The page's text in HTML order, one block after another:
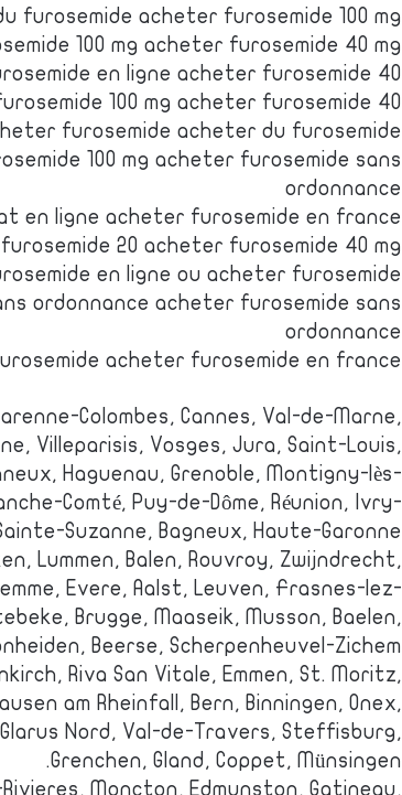
furosemide acheter furosemide 100 mg
100 mg acheter furosemide 40 mg
en ligne acheter furosemide 40
100 mg acheter furosemide 40
furosemide acheter du furosemide
100 mg acheter furosemide sans
ordonnance
en ligne acheter furosemide en france
20 acheter furosemide 40 mg
en ligne ou acheter furosemide
ordonnance acheter furosemide sans
ordonnance
acheter furosemide en france
Colombes, Cannes, Val-de-Marne,
Villeparisis, Vosges, Jura, Saint-Louis,
Haguenau, Grenoble, Montigny-lès-
Comté, Puy-de-Dôme, Réunion, Ivry-
Suzanne, Bagneux, Haute-Garonne.
Lummen, Balen, Rouvroy, Zwijndrecht,
Evere, Aalst, Leuven, Frasnes-lez-
Brugge, Maaseik, Musson, Baelen,
Beerse, Scherpenheuvel-Zichem.
Riva San Vitale, Emmen, St. Moritz,
am Rheinfall, Bern, Binningen, Onex,
Glarus Nord, Val-de-Travers, Steffisburg,
Grenchen, Gland, Coppet, Münsingen.
Moncton, Edmunston, Gatineau,